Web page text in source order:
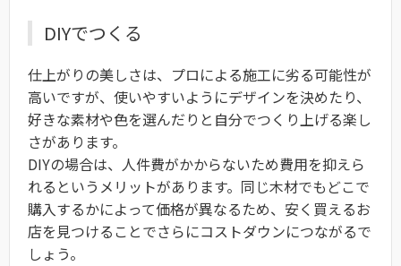
DIYでつくる
仕上がりの美しさは、プロによる施工に劣る可能性が
高いですが、使いやすいようにデザインを決めたり、
好きな素材や色を選んだりと自分でつくり上げる楽し
さがあります。
DIYの場合は、人件費がかからないため費用を抑えら
れるというメリットがあります。同じ木材でもどこで
購入するかによって価格が異なるため、安く買えるお
店を見つけることでさらにコストダウンにつながるで
しょう。